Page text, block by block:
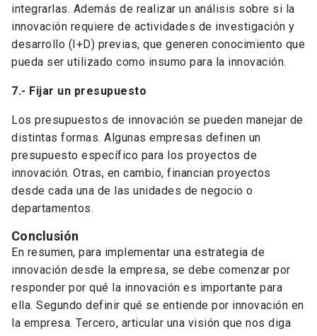
integrarlas. Además de realizar un análisis sobre si la
innovación requiere de actividades de investigación y
desarrollo (I+D) previas, que generen conocimiento que
pueda ser utilizado como insumo para la innovación.
7.- Fijar un presupuesto
Los presupuestos de innovación se pueden manejar de
distintas formas. Algunas empresas definen un
presupuesto específico para los proyectos de
innovación. Otras, en cambio, financian proyectos
desde cada una de las unidades de negocio o
departamentos.
Conclusión
En resumen, para implementar una estrategia de
innovación desde la empresa, se debe comenzar por
responder por qué la innovación es importante para
ella. Segundo definir qué se entiende por innovación en
la empresa. Tercero, articular una visión que nos diga